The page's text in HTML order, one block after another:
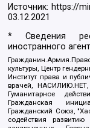
Источник: https://
03.12.2021
* Сведения
иностранного
культуры, Центр
Институт права и
врачей,
Гуманитарное
Гражданская
Гражданский Союз,
содействия